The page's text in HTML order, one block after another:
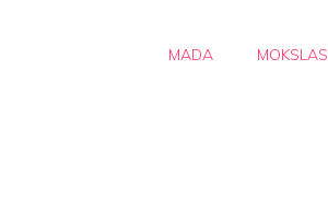
MADA MOKSLAS